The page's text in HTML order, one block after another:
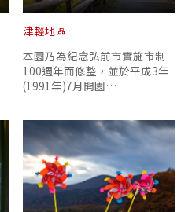
津輕地區
本園乃為紀念弘前市實施市制
100週年而修整，並於平成3年
(1991年)7月開園…